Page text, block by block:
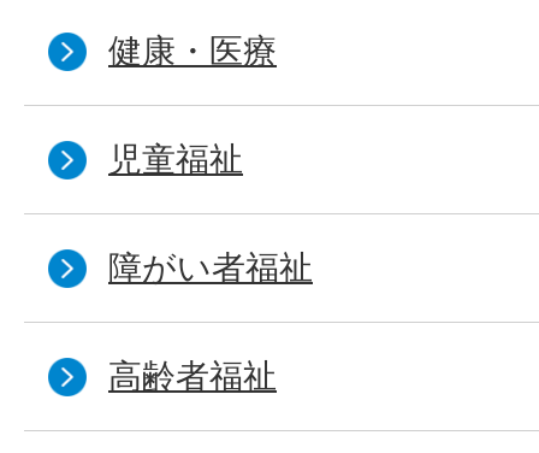
健康・医療
児童福祉
障がい者福祉
高齢者福祉